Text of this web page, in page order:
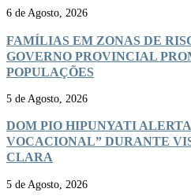
6 de Agosto, 2026
FAMÍLIAS EM ZONAS DE
GOVERNO PROVINCIAL
POPULAÇÕES
5 de Agosto, 2026
DOM PIO HIPUNYATI
VOCACIONAL” DURANTE
CLARA
5 de Agosto, 2026